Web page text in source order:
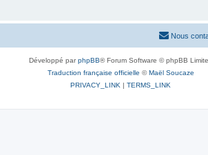
Nous
Développé parphpBB® Forum Software © phpBB
Traduction française officielle ©Maël Soucaze
PRIVACY_LINK | TERMS_LINK